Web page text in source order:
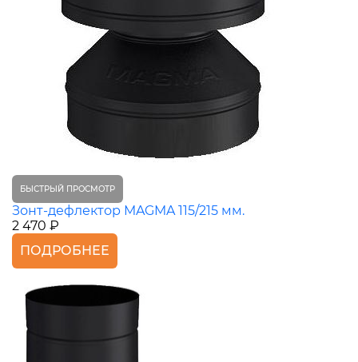
БЫСТРЫЙ ПРОСМОТР
Зонт-дефлектор MAGMA 115/215 мм.
2 470 ₽
ПОДРОБНЕЕ